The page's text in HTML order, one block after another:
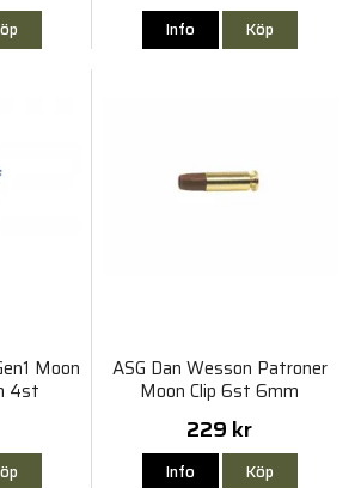
Info Köp
Moon
4st
ASG Dan Wesson Patroner
Moon Clip 6st 6mm
229 kr
Info Köp